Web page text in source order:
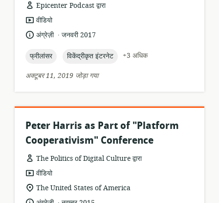
Epicenter Podcast द्वारा
संसाधन
प्रारूप:
वीडियो
भाषा:अंग्रेज़ी .
प्रकाशनजनवरी 2017
topic:
फ्रीलांसर topic:
विकेंद्रीकृत इंटरनेट
+3 अधिक
अक्टूबर 11, 2019 जोड़ा गया
Peter Harris as Part of "Platform
Cooperativism" Conference
The Politics of Digital Culture द्वारा
संसाधन
प्रारूप:
वीडियो
सुसंगति
का
The United States of America
.